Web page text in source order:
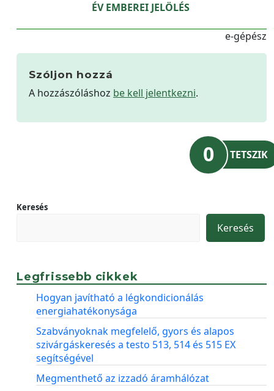
ÉV EMBEREI JELÖLÉS
e-gépész
Szóljon hozzá
A hozzászóláshoz be kell jelentkezni.
0 TETSZIK
Keresés
Keresés
Legfrissebb cikkek
Hogyan javítható a légkondicionálás
energiahatékonysága
Szabványoknak megfelelő, gyors és alapos
szivárgáskeresés a testo 513, 514 és 515 EX
segítségével
Megmenthető az izzadó áramhálózat